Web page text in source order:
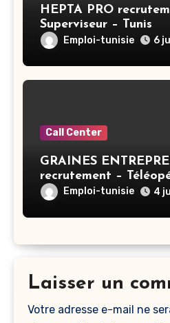
HEPTA PRO
Superviseur – Tunis
Emploi-tunisie 6
Call Center
GRAINES
recrutement –
Emploi-tunisie 4
Laisser un
Votre adresse e-mail ne